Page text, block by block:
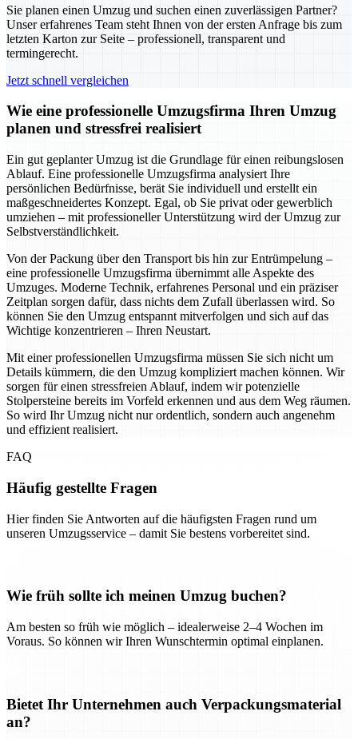
Sie planen einen Umzug und suchen einen zuverlässigen Partner?
Unser erfahrenes Team steht Ihnen von der ersten Anfrage bis zum
letzten Karton zur Seite – professionell, transparent und
termingerecht.
Jetzt schnell vergleichen
Wie eine professionelle Umzugsfirma Ihren Umzug
planen und stressfrei realisiert
Ein gut geplanter Umzug ist die Grundlage für einen reibungslosen
Ablauf. Eine professionelle Umzugsfirma analysiert Ihre
persönlichen Bedürfnisse, berät Sie individuell und erstellt ein
maßgeschneidertes Konzept. Egal, ob Sie privat oder gewerblich
umziehen – mit professioneller Unterstützung wird der Umzug zur
Selbstverständlichkeit.
Von der Packung über den Transport bis hin zur Entrümpelung –
eine professionelle Umzugsfirma übernimmt alle Aspekte des
Umzuges. Moderne Technik, erfahrenes Personal und ein präziser
Zeitplan sorgen dafür, dass nichts dem Zufall überlassen wird. So
können Sie den Umzug entspannt mitverfolgen und sich auf das
Wichtige konzentrieren – Ihren Neustart.
Mit einer professionellen Umzugsfirma müssen Sie sich nicht um
Details kümmern, die den Umzug kompliziert machen können. Wir
sorgen für einen stressfreien Ablauf, indem wir potenzielle
Stolpersteine bereits im Vorfeld erkennen und aus dem Weg räumen.
So wird Ihr Umzug nicht nur ordentlich, sondern auch angenehm
und effizient realisiert.
FAQ
Häufig gestellte Fragen
Hier finden Sie Antworten auf die häufigsten Fragen rund um
unseren Umzugsservice – damit Sie bestens vorbereitet sind.
Wie früh sollte ich meinen Umzug buchen?
Am besten so früh wie möglich – idealerweise 2–4 Wochen im
Voraus. So können wir Ihren Wunschtermin optimal einplanen.
Bietet Ihr Unternehmen auch Verpackungsmaterial
an?